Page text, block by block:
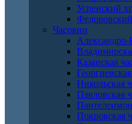
Успенский
Часовни
Александро-
Казанская
Никольская
Павловская
Покровская